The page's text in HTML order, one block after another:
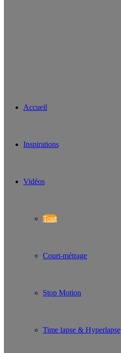
Accueil
Inspirations
Vidéos
Tout
Court-métrage
Stop Motion
Time lapse & Hyperlapse